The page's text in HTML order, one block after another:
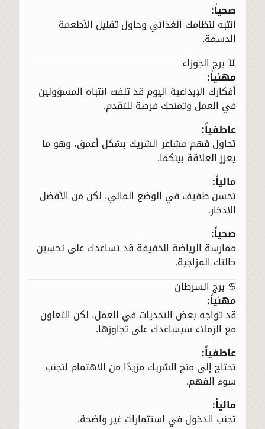
صحياً:
انتبه لنظامك الغذائي وحاول تقليل الأطعمة
الدسمة.
♊ برج الجوزاء
مهنياً:
أفكارك الإبداعية اليوم قد تلفت انتباه المسؤولين
في العمل وتمنحك فرصة للتقدم.
عاطفياً:
تحاول فهم مشاعر الشريك بشكل أعمق، وهو ما
يعزز العلاقة بينكما.
مالياً:
تحسن طفيف في الوضع المالي، لكن من الأفضل
الادخار.
صحياً:
ممارسة الرياضة الخفيفة قد تساعدك على تحسين
حالتك المزاجية.
♋ برج السرطان
مهنياً:
قد تواجه بعض التحديات في العمل، لكن التعاون
مع الزملاء سيساعدك على تجاوزها.
عاطفياً:
تحتاج إلى منح الشريك مزيدًا من الاهتمام لتجنب
سوء الفهم.
مالياً:
تجنب الدخول في استثمارات غير واضحة.